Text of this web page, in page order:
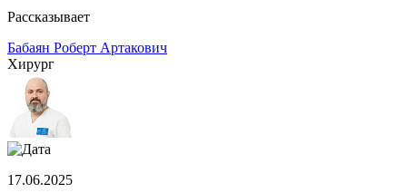
Рассказывает
Бабаян Роберт Артакович
Хирург
17.06.2025